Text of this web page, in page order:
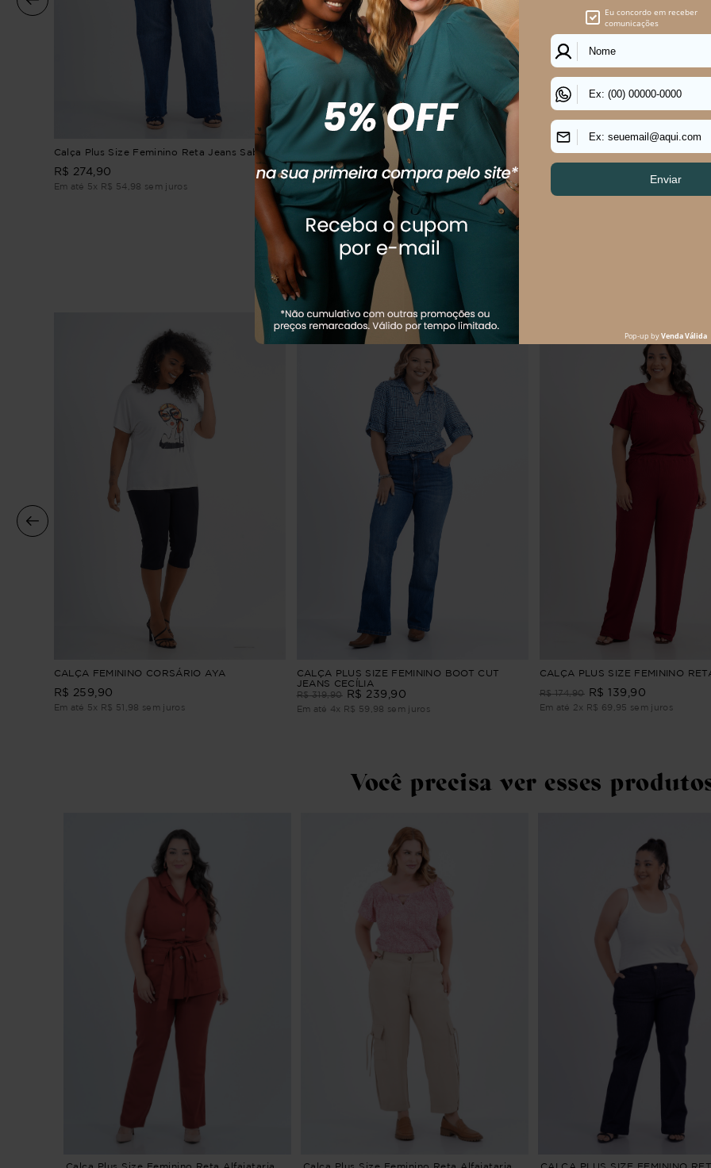
Calça Plus Size Feminino Reta Jeans Sabrina
R$ 274 90
Em até 5x R$ 54 98 sem juros
Calça Plus Size Feminino Pantalona Jeans
Nicola
R$ 264,90
Em até5x sem juros
Calça Plus Size Feminino
Forza
Os mais vendidos
CALÇA FEMININO CORSÁRIO AYA
R$ 259 90
Em até 5x R$ 51 98 sem juros
CALÇA PLUS SIZE FEMININO BOOT CUT
JEANS CECÍLIA
R$ 319,90 R$ 239 90
Em até 4x R$ 59 98 sem juros
CALÇA PLUS SIZE FEMININO
R$ 174,90 R$ 139 90
Em até 2x R$ 69 95 sem juros
Você precisa ver esses
Calça Plus Size Feminino Reta Alfaiataria Calça Plus Size Feminino Reta Alfaiataria CALÇA PLUS SIZE FEMININO